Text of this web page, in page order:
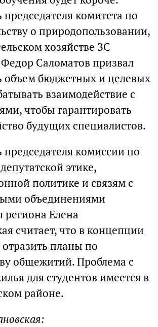
председателя комитета по
о природопользовании,
хозяйстве ЗС
Саломатов призвал
объем бюджетных и целевых
взаимодействие с
чтобы гарантировать
будущих специалистов.
председателя комиссии по
этике,
политике и связям с
объединениями
региона Елена
считает, что в концепции
планы по
общежитий. Проблема с
для студентов имеется в
районе.